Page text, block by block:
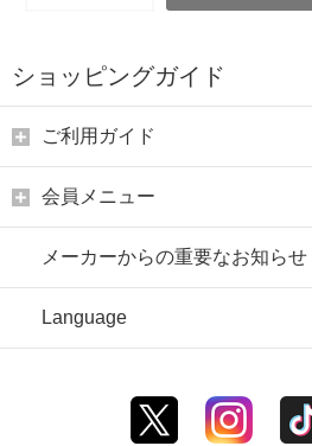
ショッピングガイド
ご利用ガイド
会員メニュー
メーカーからの重要なお知らせ
Language